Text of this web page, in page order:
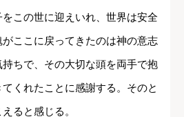
この世に迎えいれ、世界は安全
ここに戻ってきたのは神の意志
ちで、その大切な頭を両手で抱
くれたことに感謝する。そのと
ると感じる。